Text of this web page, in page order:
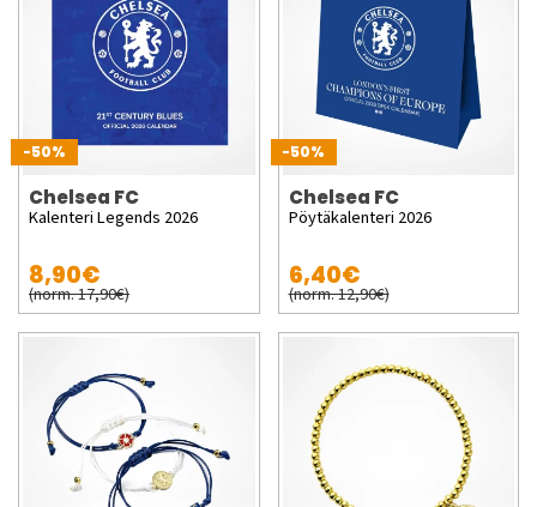
-50%
Chelsea FC
Kalenteri Legends 2026
8,90€
(norm. 17,90€)
-50%
Chelsea FC
Pöytäkalenteri 2026
6,40€
(norm. 12,90€)